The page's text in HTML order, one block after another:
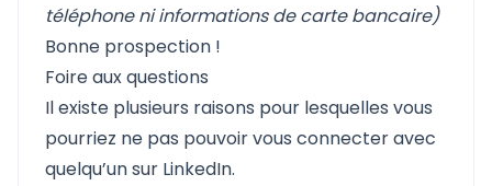
téléphone ni informations de carte bancaire)
Bonne prospection !
Foire aux questions
Il existe plusieurs raisons pour lesquelles vous
pourriez ne pas pouvoir vous connecter avec
quelqu’un sur LinkedIn.